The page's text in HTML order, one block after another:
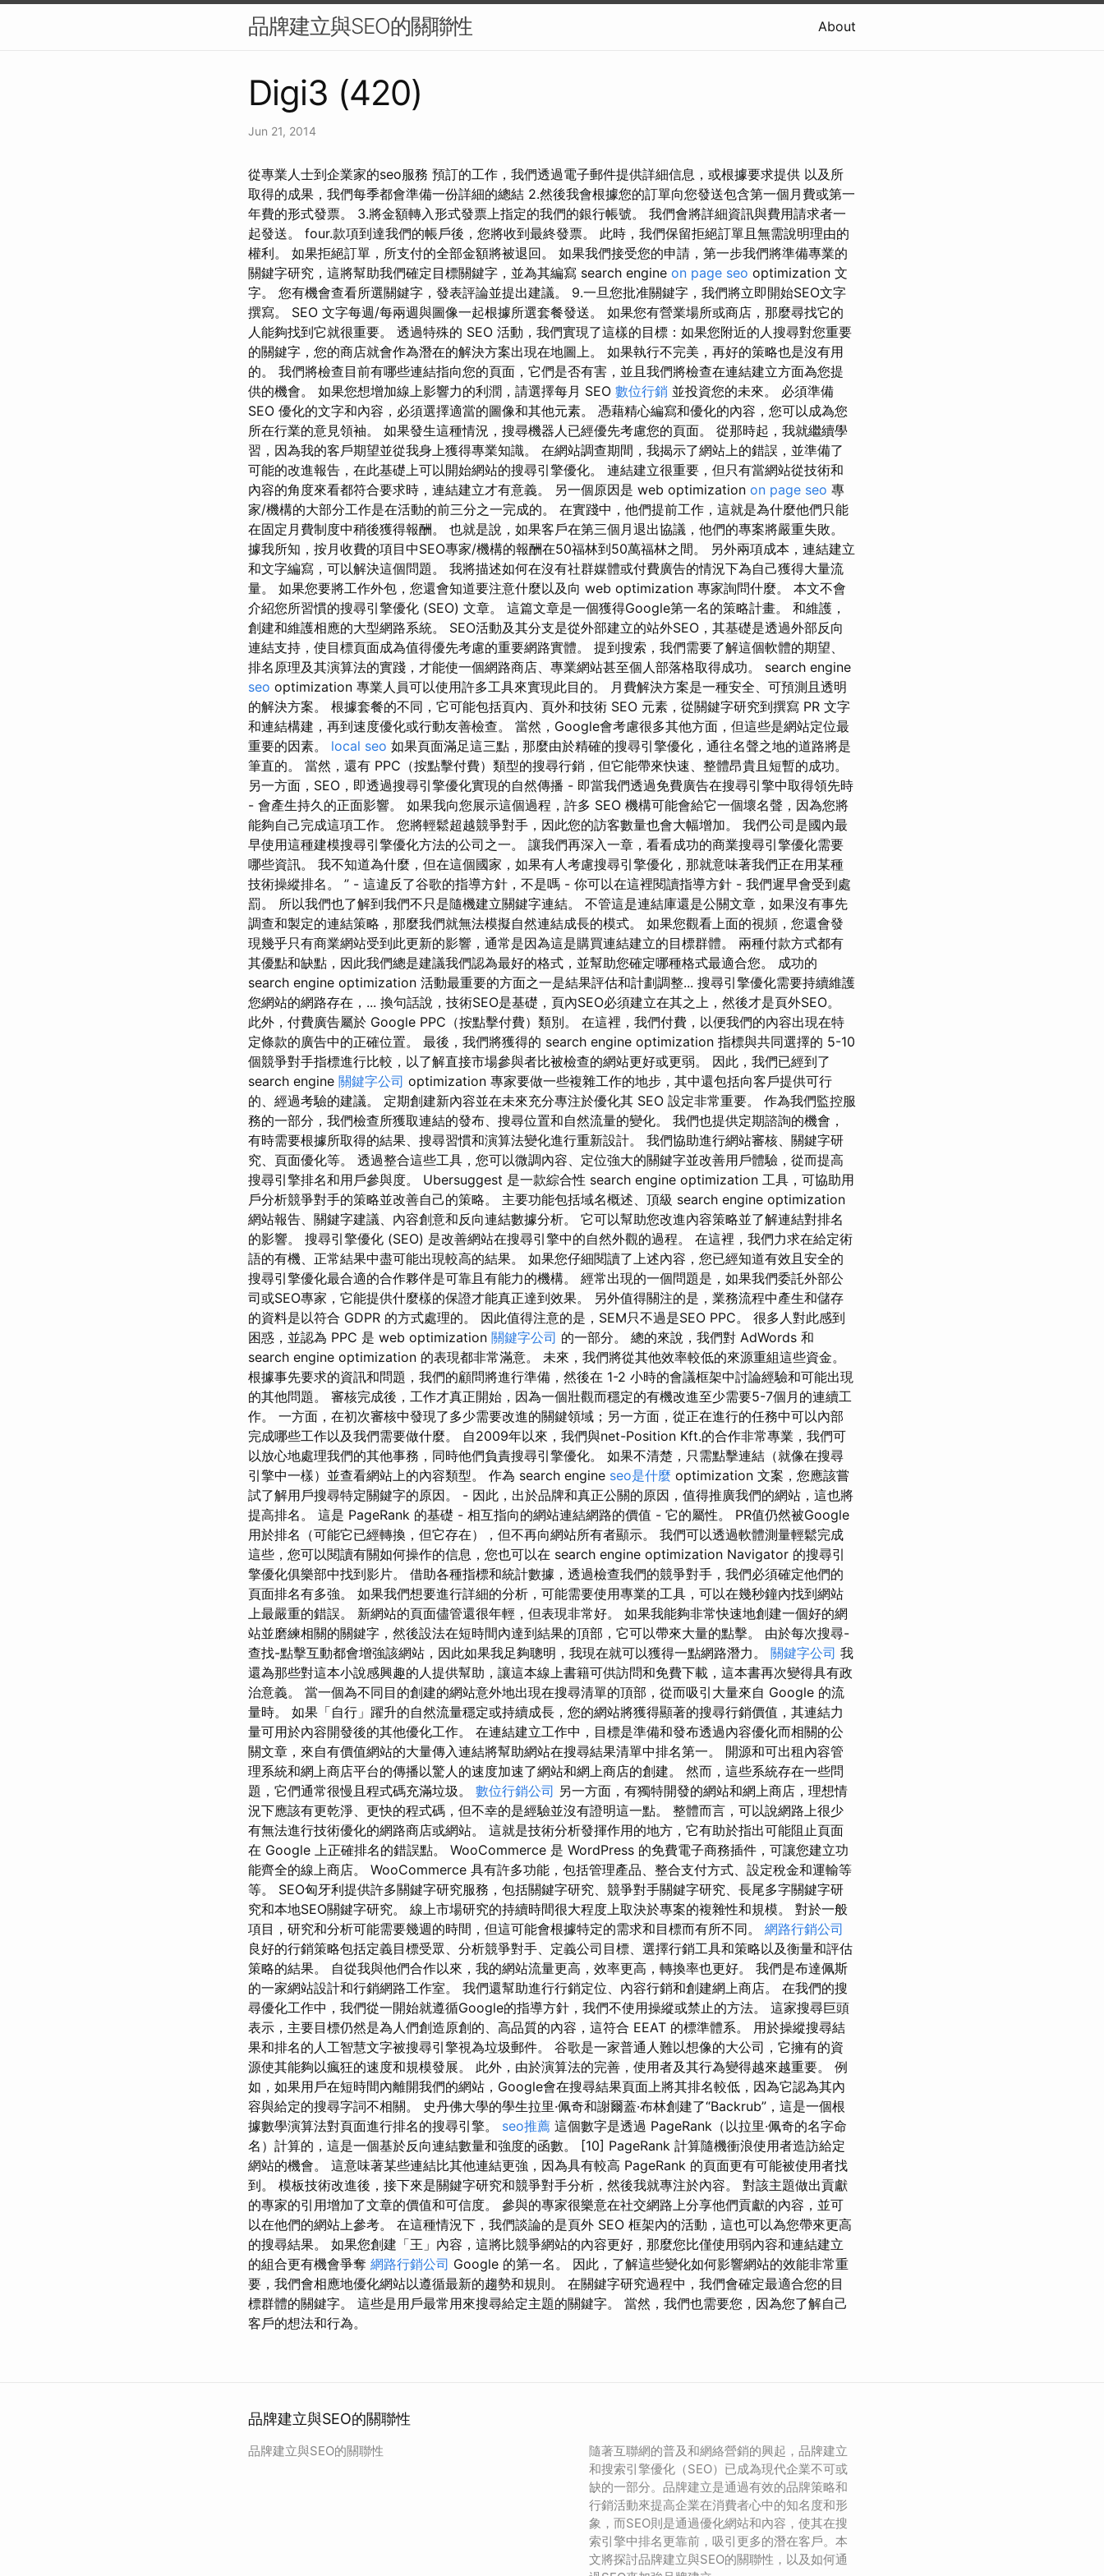
品牌建立與SEO的關聯性 About
Digi3 (420)
Jun 21, 2014
從專業人士到企業家的seo服務 預訂的工作，我們透過電子郵件提供詳細信息，或根據要求提供 以及所
取得的成果，我們每季都會準備一份詳細的總結 2.然後我會根據您的訂單向您發送包含第一個月費或第一
年費的形式發票。 3.將金額轉入形式發票上指定的我們的銀行帳號。 我們會將詳細資訊與費用請求者一
起發送。 four.款項到達我們的帳戶後，您將收到最終發票。 此時，我們保留拒絕訂單且無需說明理由的
權利。 如果拒絕訂單，所支付的全部金額將被退回。 如果我們接受您的申請，第一步我們將準備專業的
關鍵字研究，這將幫助我們確定目標關鍵字，並為其編寫 search engine on page seo optimization 文
字。 您有機會查看所選關鍵字，發表評論並提出建議。 9.一旦您批准關鍵字，我們將立即開始SEO文字
撰寫。 SEO 文字每週/每兩週與圖像一起根據所選套餐發送。 如果您有營業場所或商店，那麼尋找它的
人能夠找到它就很重要。 透過特殊的 SEO 活動，我們實現了這樣的目標：如果您附近的人搜尋對您重要
的關鍵字，您的商店就會作為潛在的解決方案出現在地圖上。 如果執行不完美，再好的策略也是沒有用
的。 我們將檢查目前有哪些連結指向您的頁面，它們是否有害，並且我們將檢查在連結建立方面為您提
供的機會。 如果您想增加線上影響力的利潤，請選擇每月 SEO 數位行銷 並投資您的未來。 必須準備
SEO 優化的文字和內容，必須選擇適當的圖像和其他元素。 憑藉精心編寫和優化的內容，您可以成為您
所在行業的意見領袖。 如果發生這種情況，搜尋機器人已經優先考慮您的頁面。 從那時起，我就繼續學
習，因為我的客戶期望並從我身上獲得專業知識。 在網站調查期間，我揭示了網站上的錯誤，並準備了
可能的改進報告，在此基礎上可以開始網站的搜尋引擎優化。 連結建立很重要，但只有當網站從技術和
內容的角度來看都符合要求時，連結建立才有意義。 另一個原因是 web optimization on page seo 專
家/機構的大部分工作是在活動的前三分之一完成的。 在實踐中，他們提前工作，這就是為什麼他們只能
在固定月費制度中稍後獲得報酬。 也就是說，如果客戶在第三個月退出協議，他們的專案將嚴重失敗。
據我所知，按月收費的項目中SEO專家/機構的報酬在50福林到50萬福林之間。 另外兩項成本，連結建立
和文字編寫，可以解決這個問題。 我將描述如何在沒有社群媒體或付費廣告的情況下為自己獲得大量流
量。 如果您要將工作外包，您還會知道要注意什麼以及向 web optimization 專家詢問什麼。 本文不會
介紹您所習慣的搜尋引擎優化 (SEO) 文章。 這篇文章是一個獲得Google第一名的策略計畫。 和維護，
創建和維護相應的大型網路系統。 SEO活動及其分支是從外部建立的站外SEO，其基礎是透過外部反向
連結支持，使目標頁面成為值得優先考慮的重要網路實體。 提到搜索，我們需要了解這個軟體的期望、
排名原理及其演算法的實踐，才能使一個網路商店、專業網站甚至個人部落格取得成功。 search engine
seo optimization 專業人員可以使用許多工具來實現此目的。 月費解決方案是一種安全、可預測且透明
的解決方案。 根據套餐的不同，它可能包括頁內、頁外和技術 SEO 元素，從關鍵字研究到撰寫 PR 文字
和連結構建，再到速度優化或行動友善檢查。 當然，Google會考慮很多其他方面，但這些是網站定位最
重要的因素。 local seo 如果頁面滿足這三點，那麼由於精確的搜尋引擎優化，通往名聲之地的道路將是
筆直的。 當然，還有 PPC（按點擊付費）類型的搜尋行銷，但它能帶來快速、整體昂貴且短暫的成功。
另一方面，SEO，即透過搜尋引擎優化實現的自然傳播 - 即當我們透過免費廣告在搜尋引擎中取得領先時
- 會產生持久的正面影響。 如果我向您展示這個過程，許多 SEO 機構可能會給它一個壞名聲，因為您將
能夠自己完成這項工作。 您將輕鬆超越競爭對手，因此您的訪客數量也會大幅增加。 我們公司是國內最
早使用這種建模搜尋引擎優化方法的公司之一。 讓我們再深入一章，看看成功的商業搜尋引擎優化需要
哪些資訊。 我不知道為什麼，但在這個國家，如果有人考慮搜尋引擎優化，那就意味著我們正在用某種
技術操縱排名。 ” - 這違反了谷歌的指導方針，不是嗎 - 你可以在這裡閱讀指導方針 - 我們遲早會受到處
罰。 所以我們也了解到我們不只是隨機建立關鍵字連結。 不管這是連結庫還是公關文章，如果沒有事先
調查和製定的連結策略，那麼我們就無法模擬自然連結成長的模式。 如果您觀看上面的視頻，您還會發
現幾乎只有商業網站受到此更新的影響，通常是因為這是購買連結建立的目標群體。 兩種付款方式都有
其優點和缺點，因此我們總是建議我們認為最好的格式，並幫助您確定哪種格式最適合您。 成功的
search engine optimization 活動最重要的方面之一是結果評估和計劃調整... 搜尋引擎優化需要持續維護
您網站的網路存在，... 換句話說，技術SEO是基礎，頁內SEO必須建立在其之上，然後才是頁外SEO。
此外，付費廣告屬於 Google PPC（按點擊付費）類別。 在這裡，我們付費，以便我們的內容出現在特
定條款的廣告中的正確位置。 最後，我們將獲得的 search engine optimization 指標與共同選擇的 5-10
個競爭對手指標進行比較，以了解直接市場參與者比被檢查的網站更好或更弱。 因此，我們已經到了
search engine 關鍵字公司 optimization 專家要做一些複雜工作的地步，其中還包括向客戶提供可行
的、經過考驗的建議。 定期創建新內容並在未來充分專注於優化其 SEO 設定非常重要。 作為我們監控服
務的一部分，我們檢查所獲取連結的發布、搜尋位置和自然流量的變化。 我們也提供定期諮詢的機會，
有時需要根據所取得的結果、搜尋習慣和演算法變化進行重新設計。 我們協助進行網站審核、關鍵字研
究、頁面優化等。 透過整合這些工具，您可以微調內容、定位強大的關鍵字並改善用戶體驗，從而提高
搜尋引擎排名和用戶參與度。 Ubersuggest 是一款綜合性 search engine optimization 工具，可協助用
戶分析競爭對手的策略並改善自己的策略。 主要功能包括域名概述、頂級 search engine optimization
網站報告、關鍵字建議、內容創意和反向連結數據分析。 它可以幫助您改進內容策略並了解連結對排名
的影響。 搜尋引擎優化 (SEO) 是改善網站在搜尋引擎中的自然外觀的過程。 在這裡，我們力求在給定術
語的有機、正常結果中盡可能出現較高的結果。 如果您仔細閱讀了上述內容，您已經知道有效且安全的
搜尋引擎優化最合適的合作夥伴是可靠且有能力的機構。 經常出現的一個問題是，如果我們委託外部公
司或SEO專家，它能提供什麼樣的保證才能真正達到效果。 另外值得關注的是，業務流程中產生和儲存
的資料是以符合 GDPR 的方式處理的。 因此值得注意的是，SEM只不過是SEO PPC。 很多人對此感到
困惑，並認為 PPC 是 web optimization 關鍵字公司 的一部分。 總的來說，我們對 AdWords 和
search engine optimization 的表現都非常滿意。 未來，我們將從其他效率較低的來源重組這些資金。
根據事先要求的資訊和問題，我們的顧問將進行準備，然後在 1-2 小時的會議框架中討論經驗和可能出現
的其他問題。 審核完成後，工作才真正開始，因為一個壯觀而穩定的有機改進至少需要5-7個月的連續工
作。 一方面，在初次審核中發現了多少需要改進的關鍵領域；另一方面，從正在進行的任務中可以內部
完成哪些工作以及我們需要做什麼。 自2009年以來，我們與net-Position Kft.的合作非常專業，我們可
以放心地處理我們的其他事務，同時他們負責搜尋引擎優化。 如果不清楚，只需點擊連結（就像在搜尋
引擎中一樣）並查看網站上的內容類型。 作為 search engine seo是什麼 optimization 文案，您應該嘗
試了解用戶搜尋特定關鍵字的原因。 - 因此，出於品牌和真正公關的原因，值得推廣我們的網站，這也將
提高排名。 這是 PageRank 的基礎 - 相互指向的網站連結網路的價值 - 它的屬性。 PR值仍然被Google
用於排名（可能它已經轉換，但它存在），但不再向網站所有者顯示。 我們可以透過軟體測量輕鬆完成
這些，您可以閱讀有關如何操作的信息，您也可以在 search engine optimization Navigator 的搜尋引
擎優化俱樂部中找到影片。 借助各種指標和統計數據，透過檢查我們的競爭對手，我們必須確定他們的
頁面排名有多強。 如果我們想要進行詳細的分析，可能需要使用專業的工具，可以在幾秒鐘內找到網站
上最嚴重的錯誤。 新網站的頁面儘管還很年輕，但表現非常好。 如果我能夠非常快速地創建一個好的網
站並磨練相關的關鍵字，然後設法在短時間內達到結果的頂部，它可以帶來大量的點擊。 由於每次搜尋-
查找-點擊互動都會增強該網站，因此如果我足夠聰明，我現在就可以獲得一點網路潛力。 關鍵字公司 我
還為那些對這本小說感興趣的人提供幫助，讓這本線上書籍可供訪問和免費下載，這本書再次變得具有政
治意義。 當一個為不同目的創建的網站意外地出現在搜尋清單的頂部，從而吸引大量來自 Google 的流
量時。 如果「自行」躍升的自然流量穩定或持續成長，您的網站將獲得顯著的搜尋行銷價值，其連結力
量可用於內容開發後的其他優化工作。 在連結建立工作中，目標是準備和發布透過內容優化而相關的公
關文章，來自有價值網站的大量傳入連結將幫助網站在搜尋結果清單中排名第一。 開源和可出租內容管
理系統和網上商店平台的傳播以驚人的速度加速了網站和網上商店的創建。 然而，這些系統存在一些問
題，它們通常很慢且程式碼充滿垃圾。 數位行銷公司 另一方面，有獨特開發的網站和網上商店，理想情
況下應該有更乾淨、更快的程式碼，但不幸的是經驗並沒有證明這一點。 整體而言，可以說網路上很少
有無法進行技術優化的網路商店或網站。 這就是技術分析發揮作用的地方，它有助於指出可能阻止頁面
在 Google 上正確排名的錯誤點。 WooCommerce 是 WordPress 的免費電子商務插件，可讓您建立功
能齊全的線上商店。 WooCommerce 具有許多功能，包括管理產品、整合支付方式、設定稅金和運輸等
等。 SEO匈牙利提供許多關鍵字研究服務，包括關鍵字研究、競爭對手關鍵字研究、長尾多字關鍵字研
究和本地SEO關鍵字研究。 線上市場研究的持續時間很大程度上取決於專案的複雜性和規模。 對於一般
項目，研究和分析可能需要幾週的時間，但這可能會根據特定的需求和目標而有所不同。 網路行銷公司
良好的行銷策略包括定義目標受眾、分析競爭對手、定義公司目標、選擇行銷工具和策略以及衡量和評估
策略的結果。 自從我與他們合作以來，我的網站流量更高，效率更高，轉換率也更好。 我們是布達佩斯
的一家網站設計和行銷網路工作室。 我們還幫助進行行銷定位、內容行銷和創建網上商店。 在我們的搜
尋優化工作中，我們從一開始就遵循Google的指導方針，我們不使用操縱或禁止的方法。 這家搜尋巨頭
表示，主要目標仍然是為人們創造原創的、高品質的內容，這符合 EEAT 的標準體系。 用於操縱搜尋結
果和排名的人工智慧文字被搜尋引擎視為垃圾郵件。 谷歌是一家普通人難以想像的大公司，它擁有的資
源使其能夠以瘋狂的速度和規模發展。 此外，由於演算法的完善，使用者及其行為變得越來越重要。 例
如，如果用戶在短時間內離開我們的網站，Google會在搜尋結果頁面上將其排名較低，因為它認為其內
容與給定的搜尋字詞不相關。 史丹佛大學的學生拉里·佩奇和謝爾蓋·布林創建了“Backrub”，這是一個根
據數學演算法對頁面進行排名的搜尋引擎。 seo推薦 這個數字是透過 PageRank（以拉里·佩奇的名字命
名）計算的，這是一個基於反向連結數量和強度的函數。 [10] PageRank 計算隨機衝浪使用者造訪給定
網站的機會。 這意味著某些連結比其他連結更強，因為具有較高 PageRank 的頁面更有可能被使用者找
到。 模板技術改進後，接下來是關鍵字研究和競爭對手分析，然後我就專注於內容。 對該主題做出貢獻
的專家的引用增加了文章的價值和可信度。 參與的專家很樂意在社交網路上分享他們貢獻的內容，並可
以在他們的網站上參考。 在這種情況下，我們談論的是頁外 SEO 框架內的活動，這也可以為您帶來更高
的搜尋結果。 如果您創建「王」內容，這將比競爭網站的內容更好，那麼您比僅使用弱內容和連結建立
的組合更有機會爭奪 網路行銷公司 Google 的第一名。 因此，了解這些變化如何影響網站的效能非常重
要，我們會相應地優化網站以遵循最新的趨勢和規則。 在關鍵字研究過程中，我們會確定最適合您的目
標群體的關鍵字。 這些是用戶最常用來搜尋給定主題的關鍵字。 當然，我們也需要您，因為您了解自己
客戶的想法和行為。
品牌建立與SEO的關聯性
品牌建立與SEO的關聯性
隨著互聯網的普及和網絡營銷的興起，品牌建立
和搜索引擎優化（SEO）已成為現代企業不可或
缺的一部分。品牌建立是通過有效的品牌策略和
行銷活動來提高企業在消費者心中的知名度和形
象，而SEO則是通過優化網站和內容，使其在搜
索引擎中排名更靠前，吸引更多的潛在客戶。本
文將探討品牌建立與SEO的關聯性，以及如何通